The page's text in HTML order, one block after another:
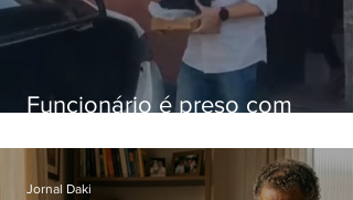
Funcionário é preso com
Hospital do Andaraí
Jornal Daki